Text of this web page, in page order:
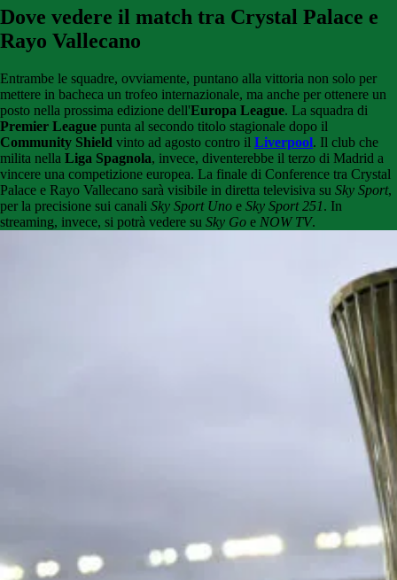
Dove vedere il match tra Crystal Palace e
Rayo Vallecano
Entrambe le squadre, ovviamente, puntano alla vittoria non solo per
mettere in bacheca un trofeo internazionale, ma anche per ottenere un
posto nella prossima edizione dell'Europa League. La squadra di
Premier League punta al secondo titolo stagionale dopo il
Community Shield vinto ad agosto contro il Liverpool. Il club che
milita nella Liga Spagnola, invece, diventerebbe il terzo di Madrid a
vincere una competizione europea. La finale di Conference tra Crystal
Palace e Rayo Vallecano sarà visibile in diretta televisiva su Sky Sport,
per la precisione sui canali Sky Sport Uno e Sky Sport 251. In
streaming, invece, si potrà vedere su Sky Go e NOW TV.